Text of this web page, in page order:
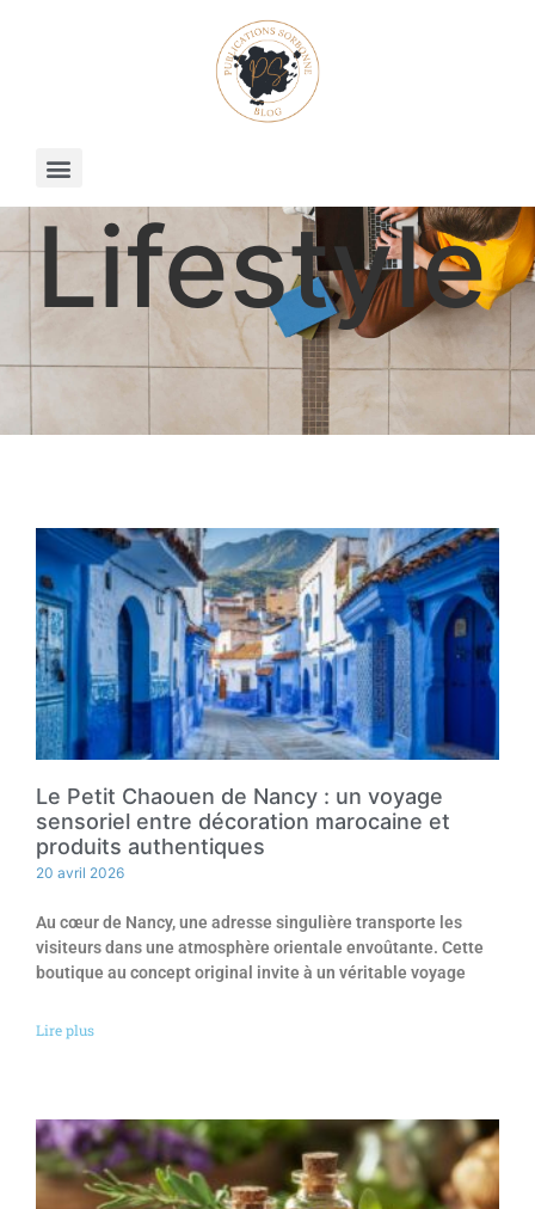
Lifestyle
Le Petit Chaouen de Nancy : un voyage
sensoriel entre décoration marocaine et
produits authentiques
20 avril 2026
Au cœur de Nancy, une adresse singulière transporte les
visiteurs dans une atmosphère orientale envoûtante. Cette
boutique au concept original invite à un véritable voyage
Lire plus